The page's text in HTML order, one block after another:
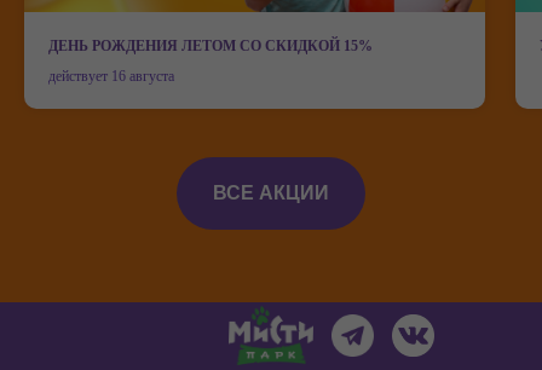
ДЕНЬ РОЖДЕНИЯ ЛЕТОМ СО СКИДКОЙ 15%
действует 16 августа
ВСЕ АКЦИИ